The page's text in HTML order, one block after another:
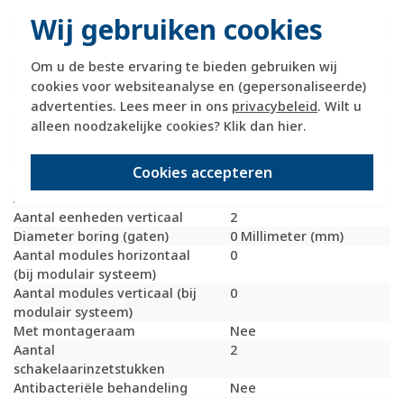
Wij gebruiken cookies
Om u de beste ervaring te bieden gebruiken wij
cookies voor websiteanalyse en (gepersonaliseerde)
advertenties. Lees meer in ons privacybeleid. Wilt u
alleen noodzakelijke cookies? Klik dan hier.
Cookies accepteren
Uitvoering oppervlakte
Mat
Geschikt voor wandgoot
Geschikt voor
inbouwinstallatie (stucwerk)
Ja
Bondige uitvoering
Nee
Geschikt voor
Ja
Inbouwmontage (stucwerk)
Ja
Aantal eenheden horizontaal
Aantal eenheden verticaal
2
Diameter boring (gaten)
0 Millimeter (mm)
Aantal modules horizontaal
(bij modulair systeem)
0
Aantal modules verticaal (bij
modulair systeem)
0
Met montageraam
Nee
Aantal
schakelaarinzetstukken
2
Antibacteriële behandeling Nee